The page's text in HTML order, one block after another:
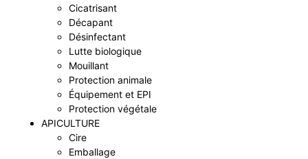
Cicatrisant
Décapant
Désinfectant
Lutte biologique
Mouillant
Protection animale
Équipement et EPI
Protection végétale
APICULTURE
Cire
Emballage